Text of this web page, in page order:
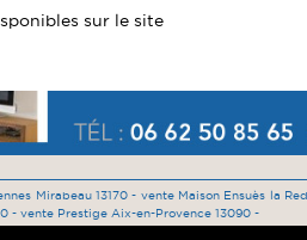
sur le site
Mirabeau 13170 - vente Maison Ensuès la
- vente Prestige Aix-en-Provence 13090 -